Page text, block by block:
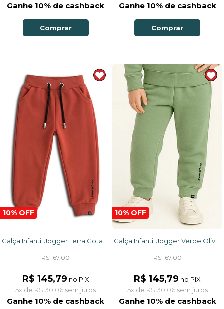
Ganhe 10% de cashback
Comprar
Ganhe 10% de cashback
Comprar
10% OFF
Calça Infantil Jogger Terra Cota Caiçarinhas com Ajuste na Cintura e Moletom Flanelado
R$ 167,00
R$ 145,79 no PIX
5x de R$ 30,06 sem juros
Ganhe 10% de cashback
10% OFF
Calça Infantil Jogger Verde Oliva Caiçarinhas com Ajuste na Cintura e Moletom Flanelado
R$ 167,00
R$ 145,79 no PIX
5x de R$ 30,06sem juros
Ganhe 10% de cashback